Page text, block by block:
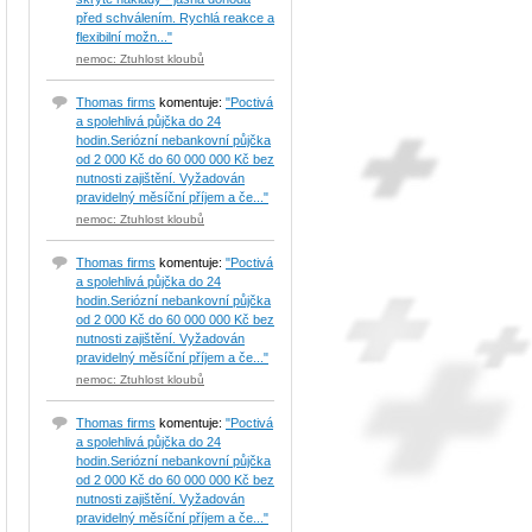
před schválením. Rychlá reakce a
flexibilní možn..."
nemoc: Ztuhlost kloubů
Thomas firms komentuje: "Poctivá
a spolehlivá půjčka do 24
hodin.Seriózní nebankovní půjčka
od 2 000 Kč do 60 000 000 Kč bez
nutnosti zajištění. Vyžadován
pravidelný měsíční příjem a če..."
nemoc: Ztuhlost kloubů
Thomas firms komentuje: "Poctivá
a spolehlivá půjčka do 24
hodin.Seriózní nebankovní půjčka
od 2 000 Kč do 60 000 000 Kč bez
nutnosti zajištění. Vyžadován
pravidelný měsíční příjem a če..."
nemoc: Ztuhlost kloubů
Thomas firms komentuje: "Poctivá
a spolehlivá půjčka do 24
hodin.Seriózní nebankovní půjčka
od 2 000 Kč do 60 000 000 Kč bez
nutnosti zajištění. Vyžadován
pravidelný měsíční příjem a če..."